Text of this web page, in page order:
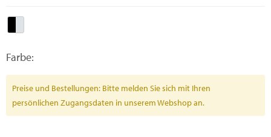
Farbe:
Preise und Bestellungen: Bitte melden Sie sich mit Ihren
persönlichen Zugangsdaten in unserem Webshop an.